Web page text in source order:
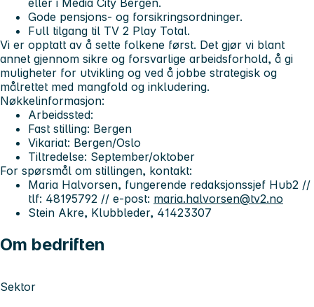
eller i Media City Bergen.
Gode pensjons- og forsikringsordninger.
Full tilgang til TV 2 Play Total.
Vi er opptatt av å sette folkene først. Det gjør vi blant
annet gjennom sikre og forsvarlige arbeidsforhold, å gi
muligheter for utvikling og ved å jobbe strategisk og
målrettet med mangfold og inkludering.
Nøkkelinformasjon:
Arbeidssted:
Fast stilling: Bergen
Vikariat: Bergen/Oslo
Tiltredelse: September/oktober
For spørsmål om stillingen, kontakt:
Maria Halvorsen, fungerende redaksjonssjef Hub2 //
tlf: 48195792 // e-post: maria.halvorsen@tv2.no
Stein Akre, Klubbleder, 41423307
Om bedriften
Sektor